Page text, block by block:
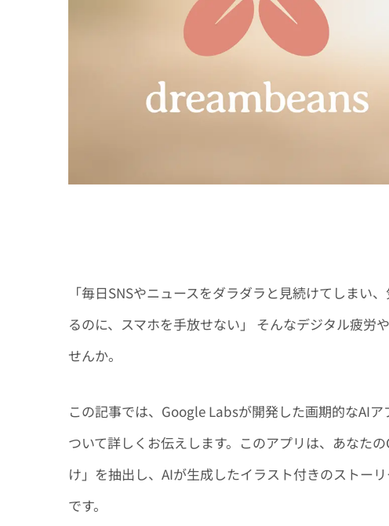
「毎日SNSやニュースをダラダラと見続けてしま
るのに、スマホを手放せない」 そんなデジタル疲労
せんか。
この記事では、Google Labsが開発した画期的なAI
ついて詳しくお伝えします。このアプリは、あなた
け」を抽出し、AIが生成したイラスト付きのストー
です。